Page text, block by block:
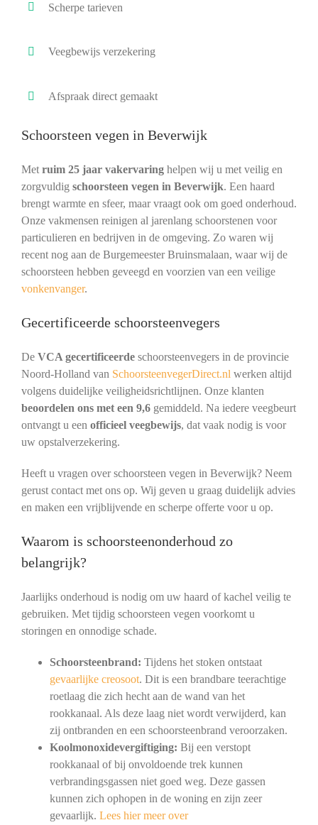
Scherpe tarieven
Veegbewijs verzekering
Afspraak direct gemaakt
Schoorsteen vegen in Beverwijk
Met ruim 25 jaar vakervaringhelpen wij u met veilig en
zorgvuldig schoorsteen vegen in Beverwijk. Een haard
brengt warmte en sfeer, maar vraagt ook om goed onderhoud.
Onze vakmensen reinigen al jarenlang schoorstenen voor
particulieren en bedrijven in de omgeving. Zo waren wij
recent nog aan de Burgemeester Bruinsmalaan, waar wij de
schoorsteen hebben geveegd en voorzien van een veilige
vonkenvanger.
Gecertificeerde schoorsteenvegers
De VCA gecertificeerdeschoorsteenvegers in de provincie
Noord-Holland van SchoorsteenvegerDirect.nl werken altijd
volgens duidelijke veiligheidsrichtlijnen. Onze klanten
beoordelen ons met een 9,6gemiddeld. Na iedere veegbeurt
ontvangt u een officieel veegbewijs, dat vaak nodig is voor
uw opstalverzekering.
Heeft u vragen over schoorsteen vegen in Beverwijk? Neem
gerust contact met ons op. Wij geven u graag duidelijk advies
en maken een vrijblijvende en scherpe offerte voor u op.
Waarom is schoorsteenonderhoud zo
belangrijk?
Jaarlijks onderhoud is nodig om uw haard of kachel veilig te
gebruiken. Met tijdig schoorsteen vegen voorkomt u
storingen en onnodige schade.
Schoorsteenbrand: Tijdens het stoken ontstaat
gevaarlijke creosoot. Dit is een brandbare teerachtige
roetlaag die zich hecht aan de wand van het
rookkanaal. Als deze laag niet wordt verwijderd, kan
zij ontbranden en een schoorsteenbrand veroorzaken.
Koolmonoxidevergiftiging: Bij een verstopt
rookkanaal of bij onvoldoende trek kunnen
verbrandingsgassen niet goed weg. Deze gassen
kunnen zich ophopen in de woning en zijn zeer
gevaarlijk. Lees hier meer over